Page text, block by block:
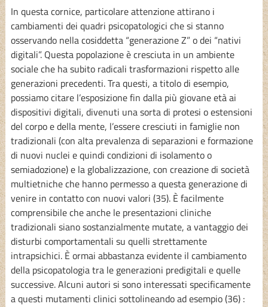
In questa cornice, particolare attenzione attirano i
cambiamenti dei quadri psicopatologici che si stanno
osservando nella cosiddetta “generazione Z” o dei “nativi
digitali”. Questa popolazione è cresciuta in un ambiente
sociale che ha subito radicali trasformazioni rispetto alle
generazioni precedenti. Tra questi, a titolo di esempio,
possiamo citare l’esposizione fin dalla più giovane età ai
dispositivi digitali, divenuti una sorta di protesi o estensioni
del corpo e della mente, l’essere cresciuti in famiglie non
tradizionali (con alta prevalenza di separazioni e formazione
di nuovi nuclei e quindi condizioni di isolamento o
semiadozione) e la globalizzazione, con creazione di società
multietniche che hanno permesso a questa generazione di
venire in contatto con nuovi valori (35). È facilmente
comprensibile che anche le presentazioni cliniche
tradizionali siano sostanzialmente mutate, a vantaggio dei
disturbi comportamentali su quelli strettamente
intrapsichici. È ormai abbastanza evidente il cambiamento
della psicopatologia tra le generazioni predigitali e quelle
successive. Alcuni autori si sono interessati specificamente
a questi mutamenti clinici sottolineando ad esempio (36) :